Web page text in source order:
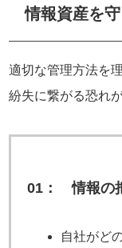
情報資産を
適切な管理方法を
紛失に繋がる恐れ
01： 情報の
自社がど